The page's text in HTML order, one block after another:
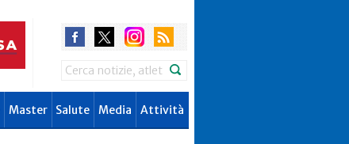
Search
Master Salute Media Attività